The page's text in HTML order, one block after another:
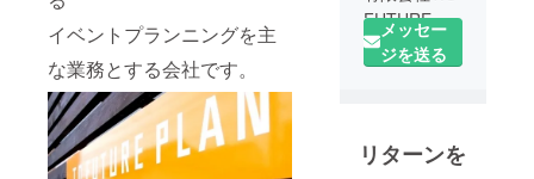
イベントプランニングを主
な業務とする会社です。
FUTURE
PLAN 音楽
企画担当
ギター＆
メッセー
ジを送る
リターンを